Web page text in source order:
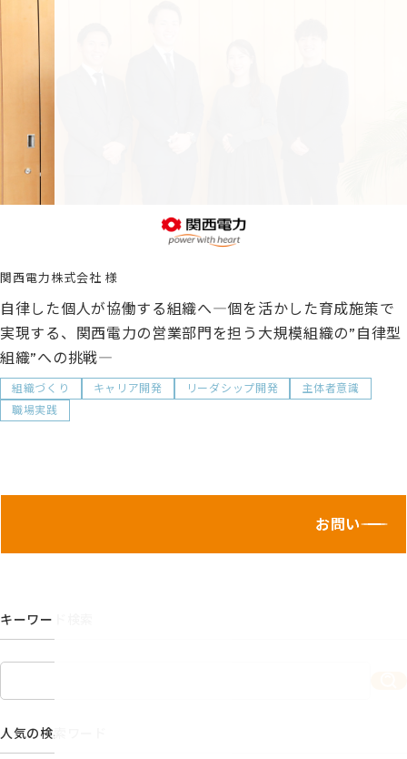
関西電力株式会社
自律した個人が協働する組織へ―個を活かした育成施策で
実現する、関西電力の営業部門を担う大規模組織の”自律型
組織”への挑戦―
組織づくり キャリア開発 リーダシップ開発
主体者意識
職場実践
お問い合わせ
キーワード検索
人気の検索ワード